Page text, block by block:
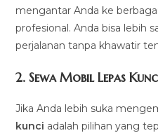
mengantar Anda ke
profesional. Anda bisa lebih
perjalanan tanpa khawatir
2.Sewa Mobil Lepas
Jika Anda lebih suka
kunci adalah pilihan yang